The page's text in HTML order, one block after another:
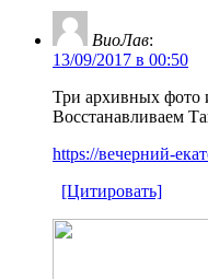
ВиоЛав:
13/09/2017 в 00:50
Три архивных фото
Восстанавливаем
https://вечерний-
[Цитировать]